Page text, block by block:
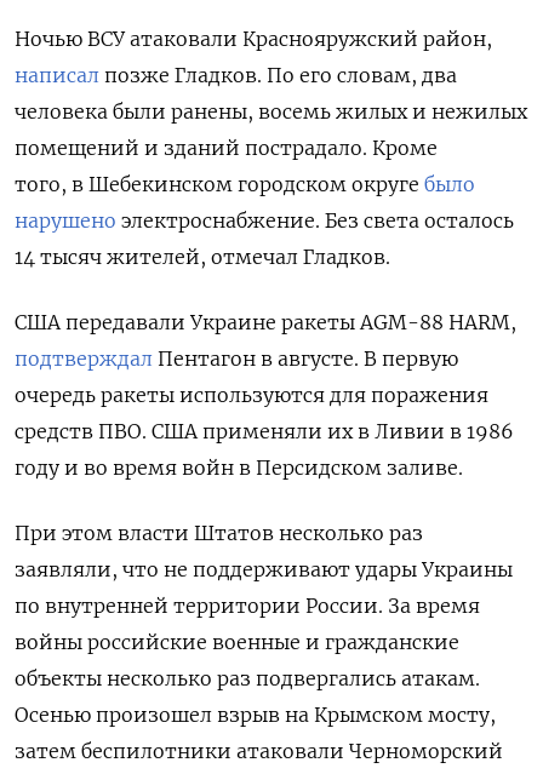
Ночью ВСУ атаковали Краснояружский район,
написал позже Гладков. По его словам, два
человека были ранены, восемь жилых и нежилых
помещений и зданий пострадало. Кроме
того, в Шебекинском городском округе было
нарушено электроснабжение. Без света осталось
14 тысяч жителей, отмечал Гладков.
США передавали Украине ракеты AGM-88 HARM,
подтверждал Пентагон в августе. В первую
очередь ракеты используются для поражения
средств ПВО. США применяли их в Ливии в 1986
году и во время войн в Персидском заливе.
При этом власти Штатов несколько раз
заявляли, что не поддерживают удары Украины
по внутренней территории России. За время
войны российские военные и гражданские
объекты несколько раз подвергались атакам.
Осенью произошел взрыв на Крымском мосту,
затем беспилотники атаковали Черноморский